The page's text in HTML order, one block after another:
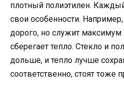
плотный полиэтилен.
свои особенности.
дорого, но служит максимум
сберегает тепло. Стекло и
дольше, и тепло лучше
соответственно, стоят тоже